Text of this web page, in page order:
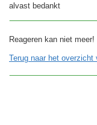
alvast bedankt
Reageren kan niet meer!
Terug naar het overzicht